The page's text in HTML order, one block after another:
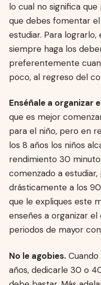
lo cual no significa
que debes fomentar
estudiar. Para
siempre haga los
preferentemente
poco, al regreso del
Enséñale a organizar
que es mejor
para el niño, pero en
los 8 años los niños
rendimiento 30
comenzado a
drásticamente a los
que le expliques este
enseñes a organizar
periodos de mayor
No le agobies.Cuando
años, dedicarle 30 o